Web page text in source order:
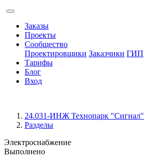
Заказы
Проекты
Сообщество
Проектировщики Заказчики ГИП
Тарифы
Блог
Вход
24.031-ИНЖ Технопарк "Сигнал"
Разделы
Электроснабжение
Выполнено